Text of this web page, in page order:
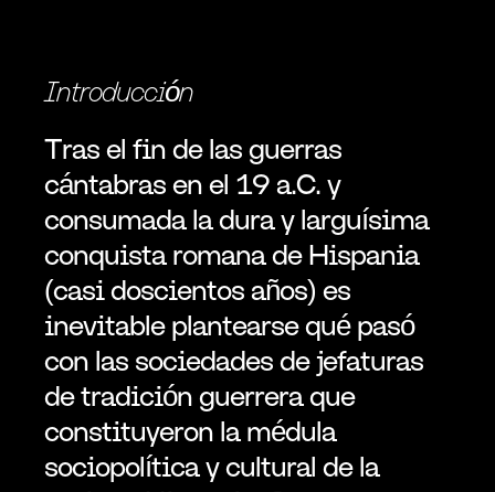
Introducción
Tras el fin de las guerras
cántabras en el 19 a.C. y
consumada la dura y larguísima
conquista romana de Hispania
(casi doscientos años) es
inevitable plantearse qué pasó
con las sociedades de jefaturas
de tradición guerrera que
constituyeron la médula
sociopolítica y cultural de la